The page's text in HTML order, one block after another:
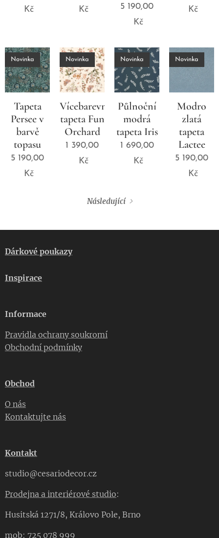
Kč
Kč
5 190,00
Kč
Kč
Tapeta
Persee v
barvě
topasu
Novinka
5 190,00
Kč
Vícebarevná
tapeta Fun
Orchard
Novinka
1 390,00
Kč
Půlnoční
modrá
tapeta Iris
Novinka
1 690,00
Kč
Modro
zlatá
tapeta
Lactee
Novinka
5 190,00
Kč
Následující
Dárkové poukazy
Inspirace
Informace
Pravidla ochrany soukromí
Obchodní podmínky
Obchod
O nás
Kontaktujte nás
Kontakt
studio@cesariodecor.cz
Prodejna a interiérové studio:
Husitská 1271/8, Královo Pole, Brno
mob: 725 078 999